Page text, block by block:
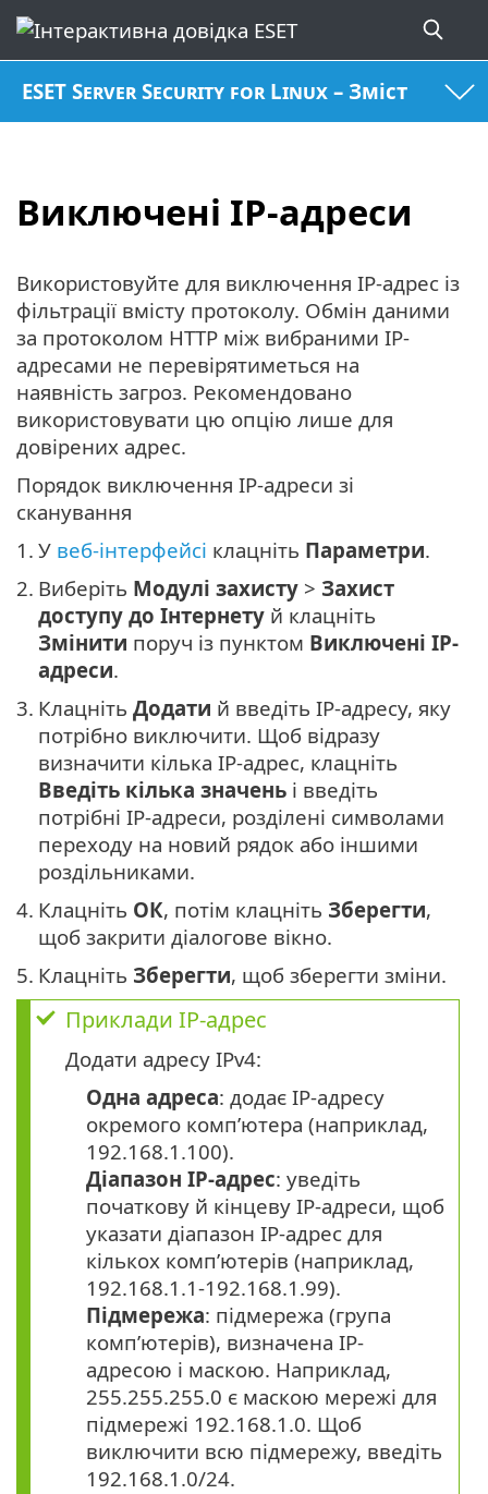
ESET Server Security for Linux – Зміст
Виключені IP-адреси
Використовуйте для виключення IP-адрес із
фільтрації вмісту протоколу. Обмін даними
за протоколом HTTP між вибраними IP-
адресами не перевірятиметься на
наявність загроз. Рекомендовано
використовувати цю опцію лише для
довірених адрес.
Порядок виключення IP-адреси зі
сканування
1. У веб-інтерфейсі клацніть Параметри.
2. Виберіть Модулі захисту > Захист
доступу до Інтернету й клацніть
Змінити поруч із пунктом Виключені IP-
адреси.
3. Клацніть Додати й введіть IP-адресу, яку
потрібно виключити. Щоб відразу
визначити кілька IP-адрес, клацніть
Введіть кілька значень і введіть
потрібні IP-адреси, розділені символами
переходу на новий рядок або іншими
роздільниками.
4. Клацніть ОК, потім клацніть Зберегти,
щоб закрити діалогове вікно.
5. Клацніть Зберегти, щоб зберегти зміни.
Приклади IP-адрес
Додати адресу IPv4:
Одна адреса: додає IP-адресу
окремого комп’ютера (наприклад,
192.168.1.100).
Діапазон IP-адрес: уведіть
початкову й кінцеву IP-адреси, щоб
указати діапазон IP-адрес для
кількох комп’ютерів (наприклад,
192.168.1.1-192.168.1.99).
Підмережа: підмережа (група
комп’ютерів), визначена IP-
адресою і маскою. Наприклад,
255.255.255.0 є маскою мережі для
підмережі 192.168.1.0. Щоб
виключити всю підмережу, введіть
192.168.1.0/24.